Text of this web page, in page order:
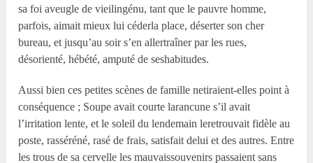
sa foi aveugle de vieilingénu, tant que le pauvre homme,
parfois, aimait mieux lui céderla place, déserter son cher
bureau, et jusqu’au soir s’en allertraîner par les rues,
désorienté, hébété, amputé de seshabitudes.
Aussi bien ces petites scènes de famille netiraient-elles point à
conséquence ; Soupe avait courte larancune s’il avait
l’irritation lente, et le soleil du lendemain leretrouvait fidèle au
poste, rasséréné, rasé de frais, satisfait delui et des autres. Entre
les trous de sa cervelle les mauvaissouvenirs passaient sans